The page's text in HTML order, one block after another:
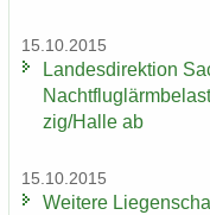
15.10.2015
Lan­des­di­rek­ti­on
zig/Halle ab
15.10.2015
Wei­te­re